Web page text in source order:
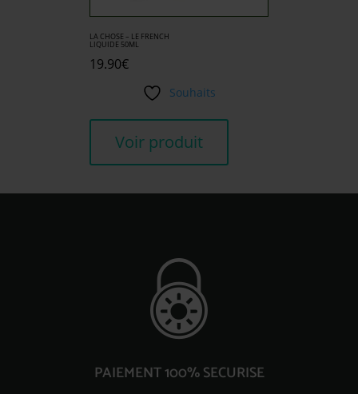
LA CHOSE – LE FRENCH
LIQUIDE 50ML
19.90€
Souhaits
Voir produit
PAIEMENT 100% SECURISE